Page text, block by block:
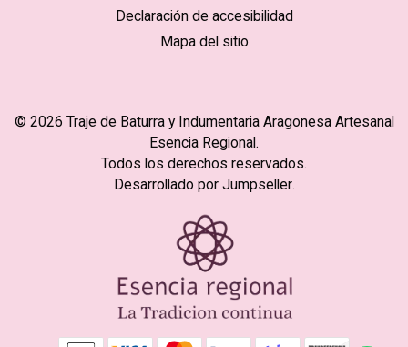
Declaración de accesibilidad
Mapa del sitio
© 2026 Traje de Baturra y Indumentaria Aragonesa Artesanal
Esencia Regional.
Todos los derechos reservados.
Desarrollado por Jumpseller.